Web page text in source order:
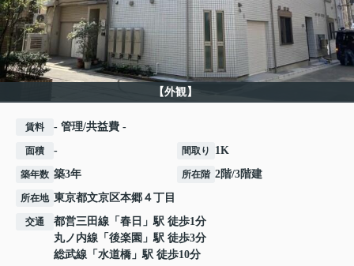
【外観】
賃料 - 管理/共益費 -
面積 - 間取り 1K
築年数 築3年 所在階 2階/3階建
所在地 東京都文京区本郷 ４丁目
交通 都営三田線 「 春日 」駅 徒歩1分
丸ノ内線 「 後楽園 」駅 徒歩3分
総武線 「 水道橋 」駅 徒歩10分